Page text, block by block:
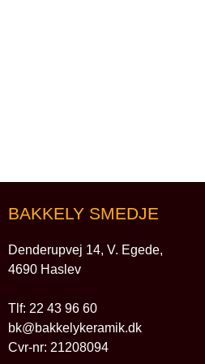
BAKKELY SMEDJE
Denderupvej 14, V. Egede,
4690 Haslev
Tlf: 22 43 96 60
bk@bakkelykeramik.dk
Cvr-nr: 21208094